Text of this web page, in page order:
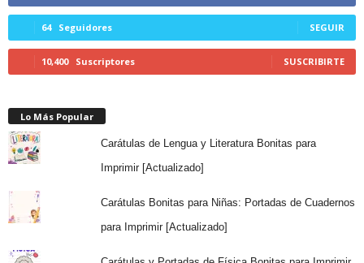
64 Seguidores SEGUIR
10,400 Suscriptores SUSCRIBIRTE
Lo Más Popular
Carátulas de Lengua y Literatura Bonitas para
Imprimir [Actualizado]
Carátulas Bonitas para Niñas: Portadas de Cuadernos
para Imprimir [Actualizado]